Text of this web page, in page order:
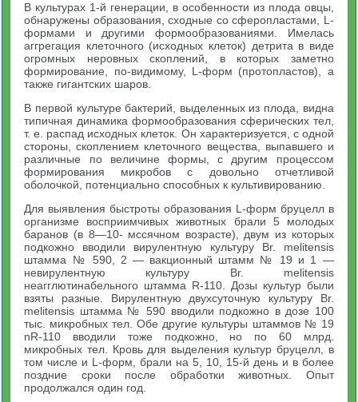
В культурах 1-й генерации, в особенности из плода овцы,
обнаружены образования, сходные со сферопластами, L-
формами и другими формообразованиями. Имелась
аггрегация клеточного (исходных клеток) детрита в виде
огромных неровных скоплений, в которых заметно
формирование, по-видимому, L-форм (протопластов), а
также гигантских шаров.
В первой культуре бактерий, выделенных из плода, видна
типичная динамика формообразования сферических тел,
т. е. распад исходных клеток. Он характеризуется, с одной
стороны, скоплением клеточного вещества, выпавшего и
различные по величине формы, с другим процессом
формирования микробов с довольно отчетливой
оболочкой, потенциально способных к культивированию.
Для выявления быстроты образования L-форм бруцелл в
организме восприимчивых животных брали 5 молодых
баранов (в 8—10- мссячном возрасте), двум из которых
подкожно вводили вирулентную культуру Br. melitensis
штамма № 590, 2 — вакционный штамм № 19 и 1 —
невирулентную культуру Br. melitensis
неагглютинабельного штамма R-110. Дозы культур были
взяты разные. Вирулентную двухсуточную культуру Br.
melitensis штамма № 590 вводили подкожно в дозе 100
тыс. микробных тел. Обе другие культуры штаммов № 19
nR-110 вводили тоже подкожно, но по 60 млрд.
микробных тел. Кровь для выделения культур бруцелл, в
том числе и L-форм, брали на 5, 10, 15-й день и в более
поздние сроки после обработки животных. Опыт
продолжался один год.